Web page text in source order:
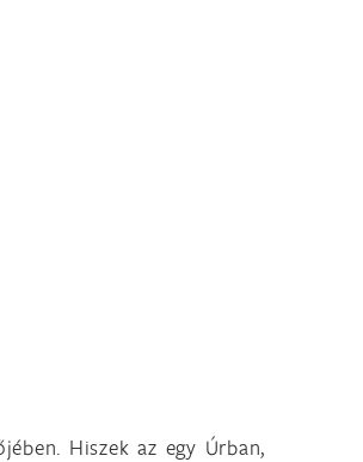
Hiszek az egy Úrban,